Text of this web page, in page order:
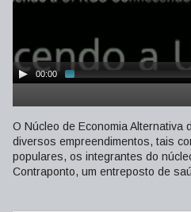
00:00
O Núcleo de Economia Alternativa
diversos empreendimentos, tais
populares, os integrantes do
Contraponto, um entreposto de